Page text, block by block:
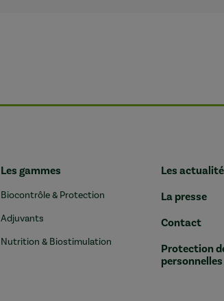
Les gammes
Biocontrôle & Protection
Adjuvants
Nutrition & Biostimulation
Les
La presse
Contact
Protection
personnelles